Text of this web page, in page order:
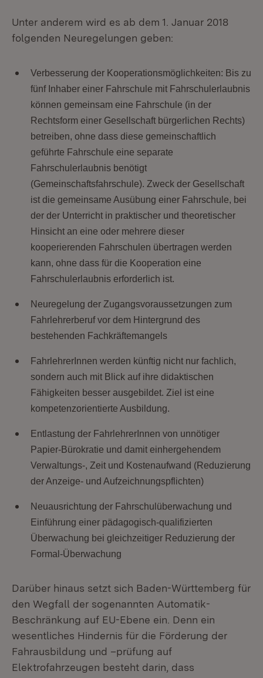
Unter anderem wird es ab dem 1. Januar 2018
folgenden Neuregelungen geben:
Verbesserung der Kooperationsmöglichkeiten: Bis zu
fünf Inhaber einer Fahrschule mit Fahrschulerlaubnis
können gemeinsam eine Fahrschule (in der
Rechtsform einer Gesellschaft bürgerlichen Rechts)
betreiben, ohne dass diese gemeinschaftlich
geführte Fahrschule eine separate
Fahrschulerlaubnis benötigt
(Gemeinschaftsfahrschule). Zweck der Gesellschaft
ist die gemeinsame Ausübung einer Fahrschule, bei
der der Unterricht in praktischer und theoretischer
Hinsicht an eine oder mehrere dieser
kooperierenden Fahrschulen übertragen werden
kann, ohne dass für die Kooperation eine
Fahrschulerlaubnis erforderlich ist.
Neuregelung der Zugangsvoraussetzungen zum
Fahrlehrerberuf vor dem Hintergrund des
bestehenden Fachkräftemangels
FahrlehrerInnen werden künftig nicht nur fachlich,
sondern auch mit Blick auf ihre didaktischen
Fähigkeiten besser ausgebildet. Ziel ist eine
kompetenzorientierte Ausbildung.
Entlastung der FahrlehrerInnen von unnötiger
Papier-Bürokratie und damit einhergehendem
Verwaltungs-, Zeit und Kostenaufwand (Reduzierung
der Anzeige- und Aufzeichnungspflichten)
Neuausrichtung der Fahrschulüberwachung und
Einführung einer pädagogisch-qualifizierten
Überwachung bei gleichzeitiger Reduzierung der
Formal-Überwachung
Darüber hinaus setzt sich Baden-Württemberg für
den Wegfall der sogenannten Automatik-
Beschränkung auf EU-Ebene ein. Denn ein
wesentliches Hindernis für die Förderung der
Fahrausbildung und –prüfung auf
Elektrofahrzeugen besteht darin, dass